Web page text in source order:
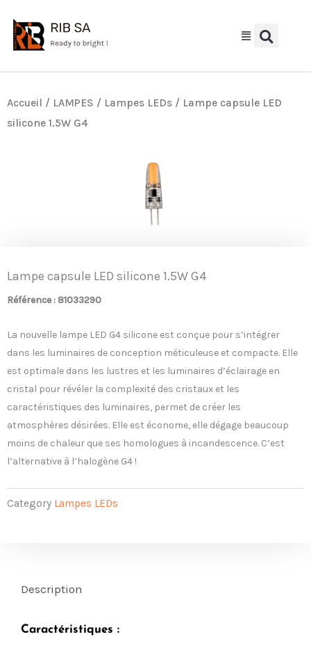
contenu
Accueil / LAMPES / Lampes LEDs / Lampe capsule LED
silicone 1.5W G4
Lampe capsule LED silicone 1.5W G4
Référence : 81033290
La nouvelle lampe LED G4 silicone est conçue pour s’intégrer
dans les luminaires de conception méticuleuse et compacte. Elle
est optimale dans les lustres et les luminaires d’éclairage en
cristal pour révéler la complexité des cristaux et les
caractéristiques des luminaires, permet de créer les
atmosphères désirées. Elle est économe, elle dégage beaucoup
moins de chaleur que ses homologues à incandescence. C’est
l’alternative à l’halogène G4 !
Category Lampes LEDs
Description
Caractéristiques :